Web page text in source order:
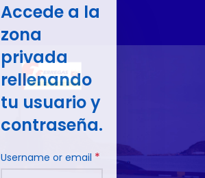
Accede a la
zona
privada
rellenando
tu usuario y
contraseña.
Username or email *